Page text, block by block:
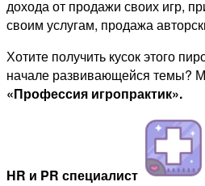
дохода от продажи своих игр,
своим услугам, продажа
Хотите получить кусок этого
начале развивающейся темы?
«Профессия игропрактик».
HR и PR специалист